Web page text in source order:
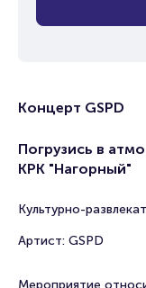
Концерт GSPD
Погрузись в
КРК "Нагорный"
Культурно-
Артист: GSPD
Мероприятие